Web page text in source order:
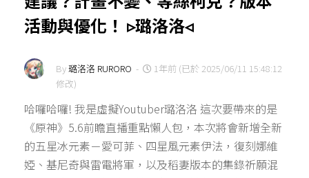
活動與優化！ ▹璐洛洛◃
By璐洛洛 RURORO -
1年前 (已於 2025/06/11 15:48:12
修改)
哈囉哈囉! 我是虛擬Youtuber璐洛洛 這次要帶來的是
《原神》5.6前瞻直播重點懶人包，本次將會新增全新
的五星冰元素－愛可菲、四星風元素伊法，復刻娜維
婭、基尼奇與雷電將軍，以及稻妻版本的集錄祈願混